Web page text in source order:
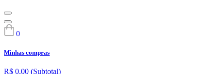
0
Minhas compras
R$ 0,00 (Subtotal)